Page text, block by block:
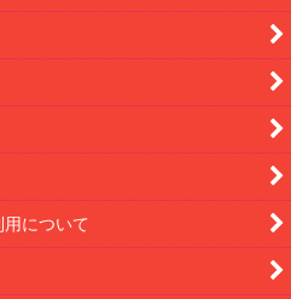
について